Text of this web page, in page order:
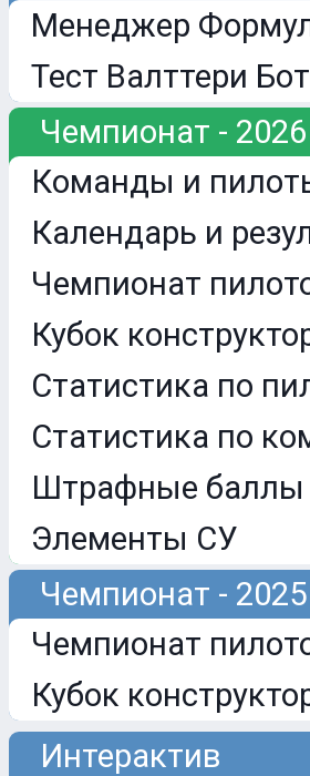
Менеджер
Тест Валттери
Чемпионат - 2026
Команды и
Календарь и
Чемпионат
Кубок
Статистика по
Статистика по
Штрафные баллы
Элементы СУ
Чемпионат - 2025
Чемпионат
Кубок
Интерактив